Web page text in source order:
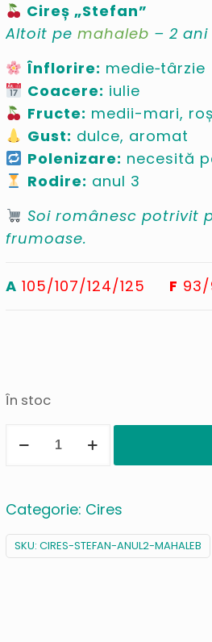
Cireș „Stefan”
Altoit pe mahaleb – 2 ani
Înflorire: medie‑târzie
Coacere: iulie
Fructe: medii-mari,
Gust: dulce, aromat
Polenizare: necesită
Rodire: anul 3
Soi românesc potrivit
frumoase.
A 105/107/124/125 F
În stoc
Cantitate
/
mahaleb
Categorie: Cires
SKU: CIRES-STEFAN-ANUL2-MAHALEB